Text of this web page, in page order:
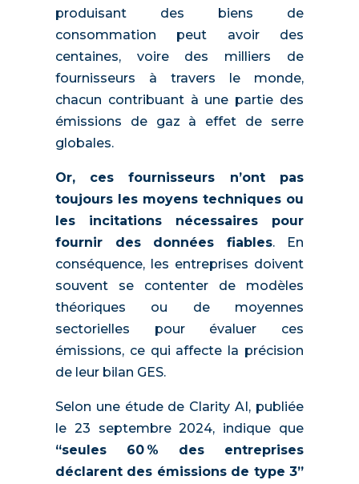
produisant des biens de
consommation peut avoir des
centaines, voire des milliers de
fournisseurs à travers le monde,
chacun contribuant à une partie des
émissions de gaz à effet de serre
globales.
Or, ces fournisseurs n’ont pas
toujours les moyens techniques ou
les incitations nécessaires pour
fournir des données fiables. En
conséquence, les entreprises doivent
souvent se contenter de modèles
théoriques ou de moyennes
sectorielles pour évaluer ces
émissions, ce qui affecte la précision
de leur bilan GES.
Selon une étude de Clarity AI, publiée
le 23 septembre 2024, indique que
“seules 60 % des entreprises
déclarent des émissions de type 3”